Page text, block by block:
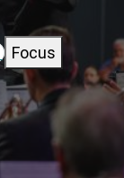
Focus